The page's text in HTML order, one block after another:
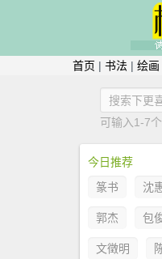
首页 | 书法 | 绘画
可输入1-7
今日推荐
篆书
沈
郭杰 包
文徵明